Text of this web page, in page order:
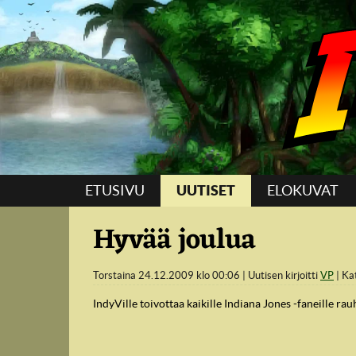
Suoraan sisältöön
ETUSIVU UUTISET ELOKUVAT
Hyvää joulua
Torstaina 24.12.2009 klo 00:06 Uutisen kirjoitti VP
IndyVille toivottaa kaikille Indiana Jones -faneille